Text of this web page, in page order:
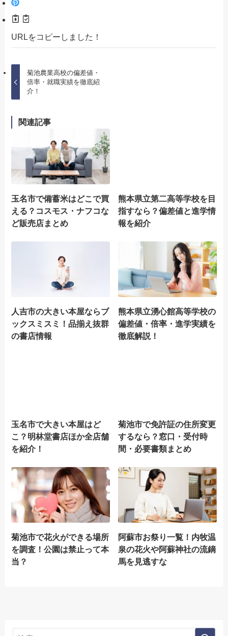
URLをコピーしました！
菊池農業高校の偏差値・
倍率・就職実績を徹底紹
介！
関連記事
玉名市で備蓄米はどこで買
える？コスモス・ナフコな
ど販売店まとめ
熊本県立第二高等学校を目
指すなら？偏差値と進学情
報を紹介
人吉市の大きい本屋ならブ
ックスミスミ！品揃え抜群
の書店情報
熊本県立湧心館高等学校の
偏差値・倍率・進学実績を
徹底解説！
玉名市で大きい本屋はど
こ？明林堂書店ほか全店舗
を紹介！
菊池市で免許証の住所変更
するなら？窓口・受付時
間・必要書類まとめ
菊池市で花火ができる場所
を調査！公園は禁止って本
当？
阿蘇市お祭り一覧！内牧温
泉の花火や阿蘇神社の流鏑
馬を見逃すな